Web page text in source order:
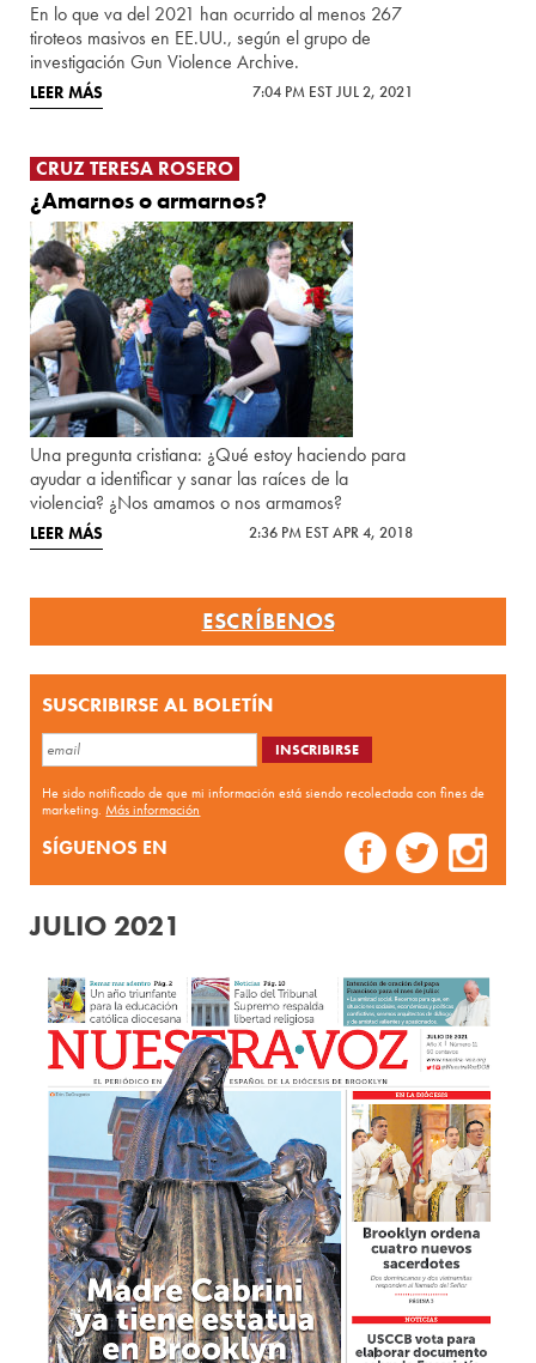
En lo que va del 2021 han ocurrido al menos 267
tiroteos masivos en EE.UU., según el grupo de
investigación Gun Violence Archive.
LEER MÁS 7:04 PM EST JUL 2, 2021
CRUZ TERESA ROSERO
¿Amarnos o armarnos?
Una pregunta cristiana: ¿Qué estoy haciendo para
ayudar a identificar y sanar las raíces de la
violencia? ¿Nos amamos o nos armamos?
LEER MÁS 2:36 PM EST APR 4, 2018
ESCRÍBENOS
SUSCRIBIRSE AL BOLETÍN
He sido notificado de que mi información está siendo recolectada con fines de
marketing.Más información
SÍGUENOS EN
JULIO 2021